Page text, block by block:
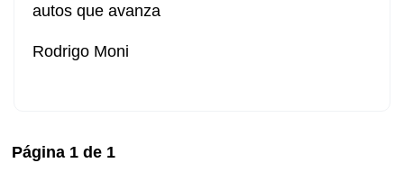
autos que avanza
Rodrigo Moni
Página 1 de 1